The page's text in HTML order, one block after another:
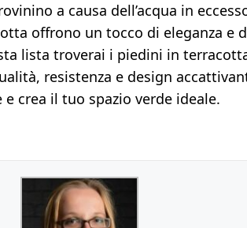
a causa dell’acqua in
offrono un tocco di eleganza e
lista troverai i piedini in
resistenza e design
crea il tuo spazio verde ideale.